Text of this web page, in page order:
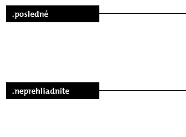
.posledné
.neprehliadnite